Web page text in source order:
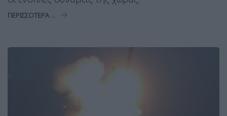
ΠΕΡΙΣΣΌΤΕΡΑ ...